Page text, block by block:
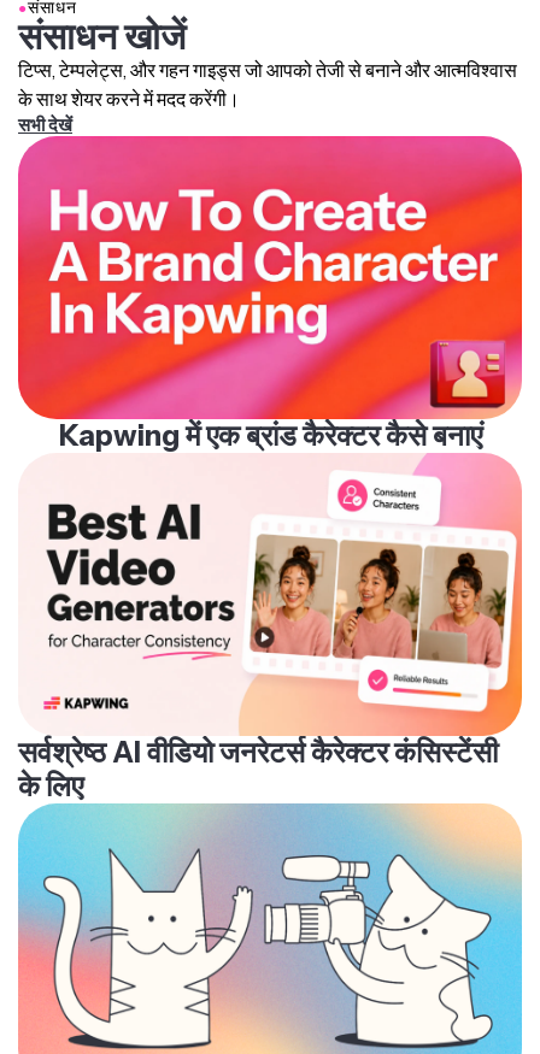
●संसाधन
संसाधन खोजें
टिप्स, टेम्पलेट्स, और गहन गाइड्स जो आपको तेजी से बनाने और आत्मविश्वास
के साथ शेयर करने में मदद करेंगी।
सभी देखें
Kapwing में एक ब्रांड कैरेक्टर कैसे बनाएं
सर्वश्रेष्ठ AI वीडियो जनरेटर्स कैरेक्टर कंसिस्टेंसी
के लिए